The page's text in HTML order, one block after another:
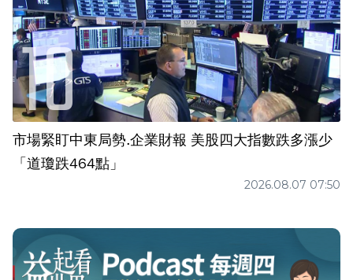
市場緊盯中東局勢.企業財報 美股四大指數跌多漲少
「道瓊跌464點」
2026.08.07 07:50